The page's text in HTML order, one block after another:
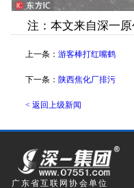
注：本文来自深一
上一条： 游客棒打红嘴鹤
下一条： 陕西焦化厂排污
< 返回上级新闻
广东省互联网协会单位